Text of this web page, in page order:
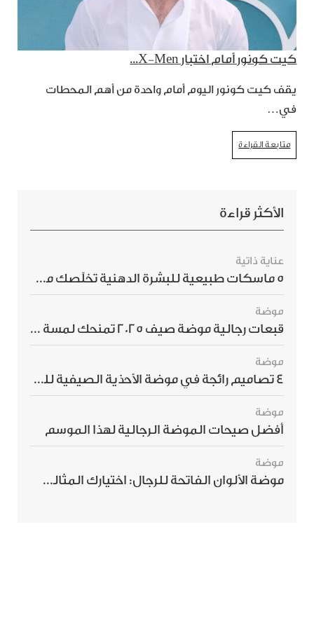
كيت كونور أمام اختبار X-Men...
يقف كيت كونور اليوم أمام واحدة من أهم المحطات
في…
متابعة القراءة
الأكثر قراءة
عناية ذاتية
5 ماسكات طبيعية للبشرة الدهنية تخلّصك من الحبوب بسرعة
موضة
قبعات رجالية موضة صيف 2025 تمنحك لمسة أناقة استثنائية
موضة
4 تصاميم رائجة في موضة الأحذية الصيفية للرجال هذا الموسم
موضة
أفضل صيحات الموضة الرجالية لهذا الموسم
موضة
موضة الألوان الفاتحة للرجال: اختيارك المثالي لإطلالة صيفية مبهرة